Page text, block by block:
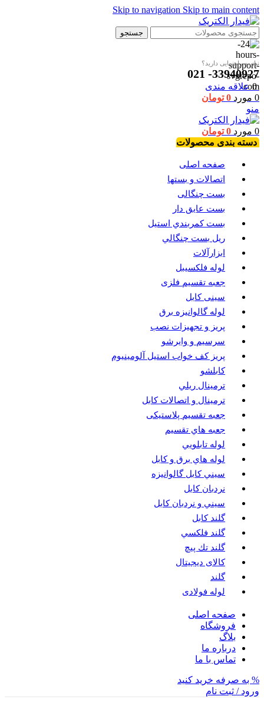
Skip to navigation Skip to main content
جستجو
نیاز به راهنمایی دارید؟
33940927- 021
0 علاقه مندی
0 مورد 0 تومان
منو
0 مورد 0 تومان
دسته بندی محصولات
صفحه اصلی
اتصالات و بستها
بست چنگالی
بست عايق دار
بست كمربندي استيل
ريل بست چنگالي
ابزارآلات
لوله فلکسیبل
جعبه تقسیم فلزی
سینی کابل
لوله گالوانیزه برق
پريز و تجهيزات نصب
سرسيم و وايرشو
پريز كف خواب استيل آلومينيوم
كابلشو
ترمينال ريلي
ترمينال و اتصالات كابل
جعبه تقسيم پلاستیکی
جعبه هاي تقسيم
لوله تابلويي
لوله هاي برق و كابل
سيني كابل گالوانيزه
نردبان كابل
سيني و نردبان كابل
گلند كابل
گلند فلكسي
گلند تك پيچ
کالای دیجیتال
گلند
لوله فولادی
صفحه اصلی
فروشگاه
بلاگ
درباره ما
تماس با ما
% به صرفه خرید کنید
ورود / ثبت نام